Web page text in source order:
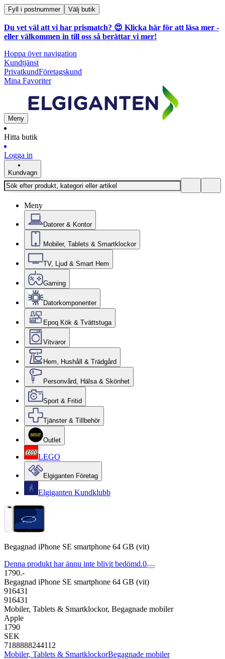
Fyll i postnummer Välj butik
Du vet väl att vi har prismatch? 😍 Klicka här för att läsa mer -
eller välkommen in till oss så berättar vi mer!
Hoppa över navigation
Kundtjänst
PrivatkundFöretagskund
Mina Favoriter
Meny
Hitta butik
Logga in
Kundvagn
Meny
Datorer & Kontor
Mobiler, Tablets & Smartklockor
TV, Ljud & Smart Hem
Gaming
Datorkomponenter
Epoq Kök & Tvättstuga
Vitvaror
Hem, Hushåll & Trädgård
Personvård, Hälsa & Skönhet
Sport & Fritid
Tjänster & Tillbehör
Outlet
LEGO
Elgiganten Företag
Elgiganten Kundklubb
Begagnad iPhone SE smartphone 64 GB (vit)
Denna produkt har ännu inte blivit bedömd.0
1790.-
Begagnad iPhone SE smartphone 64 GB (vit)
916431
916431
Mobiler, Tablets & Smartklockor, Begagnade mobiler
Apple
1790
SEK
7188888244112
Mobiler, Tablets & SmartklockorBegagnade mobiler